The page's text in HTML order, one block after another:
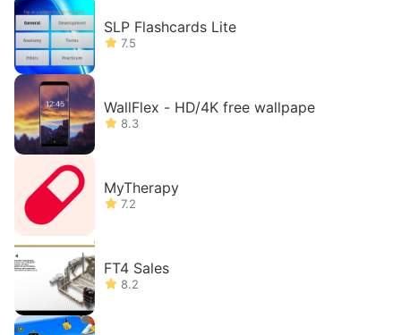
SLP Flashcards Lite
7.5
WallFlex - HD/4K free wallpape
8.3
MyTherapy
7.2
FT4 Sales
8.2